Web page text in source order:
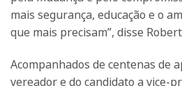
mais segurança, educação e o
que mais precisam”, disse
Acompanhados de centenas de
vereador e do candidato a vice-